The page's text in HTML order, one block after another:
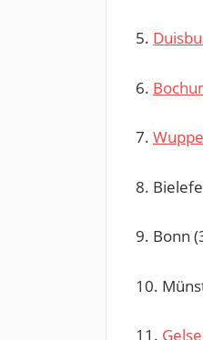
5.
6.
7.
8.
9. Bonn
10.
11.